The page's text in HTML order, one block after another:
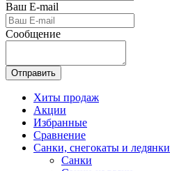
Ваш E-mail
Сообщение
Отправить
Хиты продаж
Акции
Избранные
Сравнение
Санки, снегокаты и ледянки
Санки